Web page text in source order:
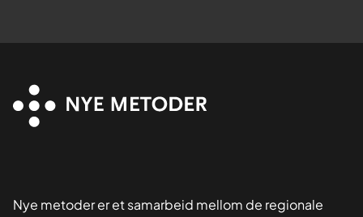
Nye metoder er et samarbeid mellom de regionale